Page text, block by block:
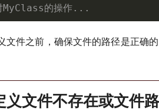
的操作...
文件之前，确保文件的路径是正确
义文件不存在或文件